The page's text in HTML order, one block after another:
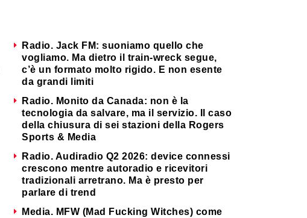
Radio. Jack FM: suoniamo quello che
vogliamo. Ma dietro il train-wreck segue,
c’è un formato molto rigido. E non esente
da grandi limiti
Radio. Monito da Canada: non è la
tecnologia da salvare, ma il servizio. Il caso
della chiusura di sei stazioni della Rogers
Sports & Media
Radio. Audiradio Q2 2026: device connessi
crescono mentre autoradio e ricevitori
tradizionali arretrano. Ma è presto per
parlare di trend
Media. MFW (Mad Fucking Witches) come